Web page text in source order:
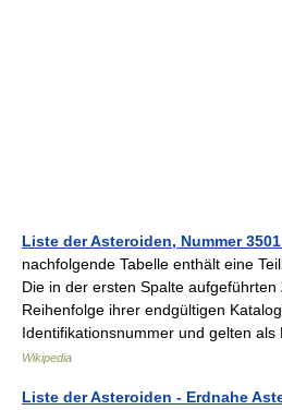
Liste der Asteroiden, Nummer
nachfolgende Tabelle enthält eine
Die in der ersten Spalte
Reihenfolge ihrer endgültigen
Identifikationsnummer und gelten
Wikipedia
Liste der Asteroiden - Erdnahe